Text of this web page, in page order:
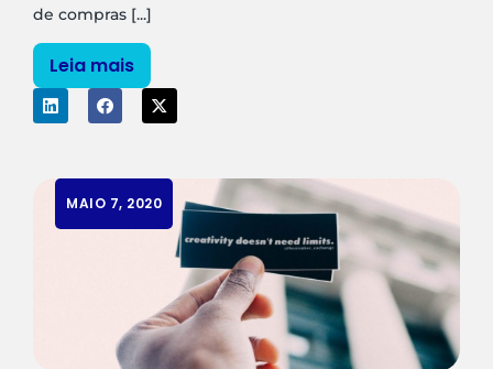
de compras [...]
Leia mais
MAIO 7, 2020